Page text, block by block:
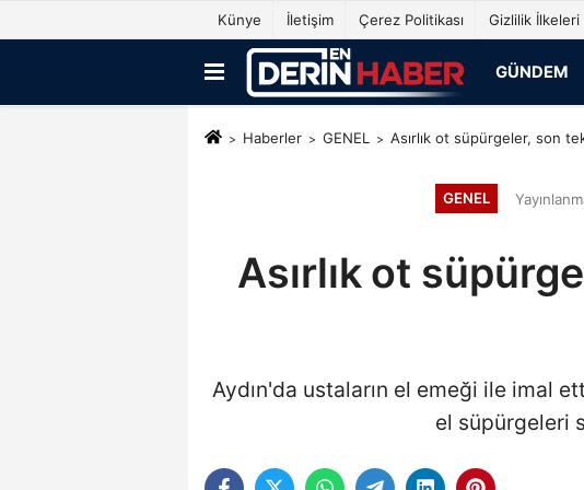
Künye İletişim Çerez Politikası Gizlilik İlkeleri
GÜNDEM
Haberler GENEL Asırlık ot süpürgeler, son
GENEL
Asırlık ot
Aydın'da ustaların el emeği ile imal
el süpürgeleri